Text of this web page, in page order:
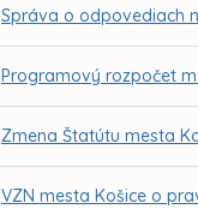
Správa o odpovediach
Programový rozpočet
Zmena Štatútu mesta
VZN mesta Košice o